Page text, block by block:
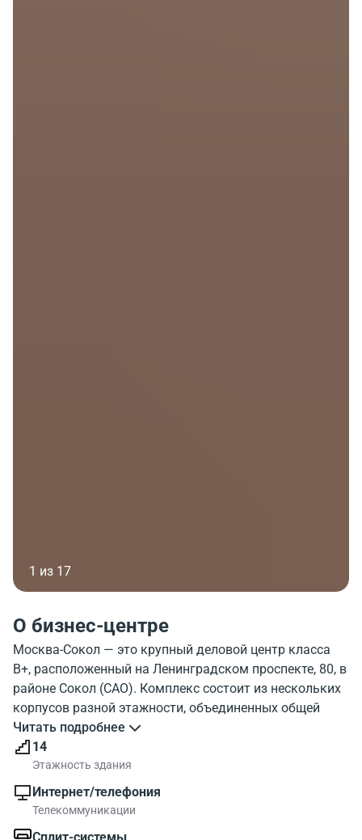
1 из 17
О бизнес-центре
Москва-Сокол — это крупный деловой центр класса
B+, расположенный на Ленинградском проспекте, 80, в
районе Сокол (САО). Комплекс состоит из нескольких
корпусов разной этажности, объединенных общей
территорией и инфраструктурой. Общая площадь
комплекса составляет 82 925 кв. м.
Ключевым преимуществом объекта является его
транспортная доступность. Деловой центр находится
Читать подробнее
14
Этажность здания
Интернет/телефония
Телекоммуникации